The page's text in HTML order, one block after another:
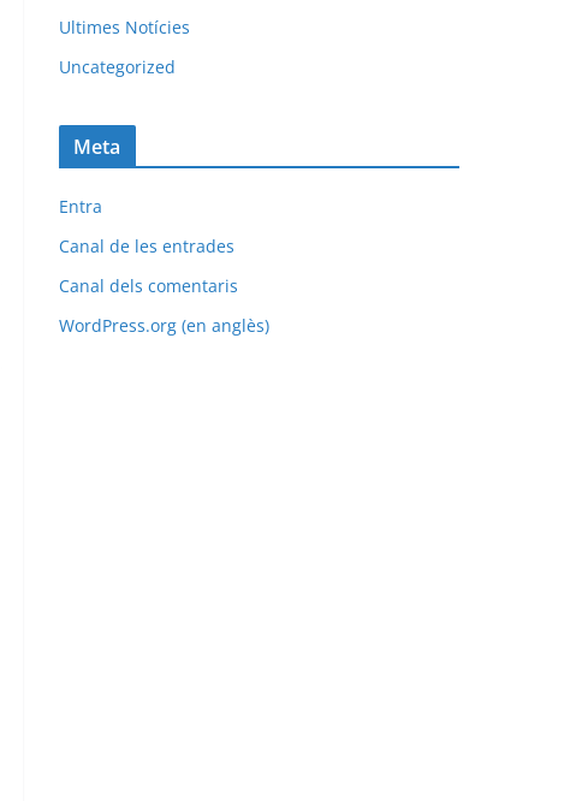
Ultimes Notícies
Uncategorized
Meta
Entra
Canal de les entrades
Canal dels comentaris
WordPress.org (en anglès)